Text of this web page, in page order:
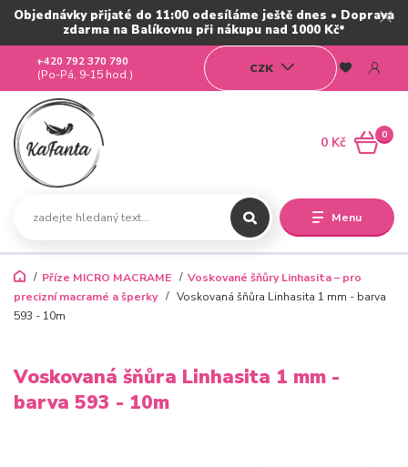
Objednávky přijaté do 11:00 odesíláme ještě dnes • Doprava
zdarma na Balíkovnu při nákupu nad 1000 Kč*
Menu
CZK
+420 792 370 790
(Po-Pá, 9-15 hod.)
0
0 Kč
Příze MICRO MACRAME
Voskované šňůry Linhasita – pro
precizní macramé a šperky
Voskovaná šňůra Linhasita 1 mm - barva
593 - 10m
Voskovaná šňůra Linhasita 1 mm -
barva 593 - 10m